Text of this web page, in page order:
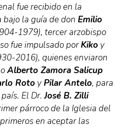
fue recibido en la
bajo la guía de donEmilio
1979), tercer arzobispo
fue impulsado porKiko y
2016), quienes enviaron
Alberto Zamora Salicup
Roto yPilar Antelo, para
El Dr.José B. Zilli
párroco de la Iglesia del
en aceptar las